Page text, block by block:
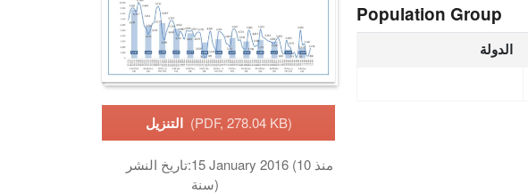
التنزيل (PDF, 278.04 KB)
تاريخ النشر:15 January 2016 (منذ 10
سنة)
Population Group
الدولة